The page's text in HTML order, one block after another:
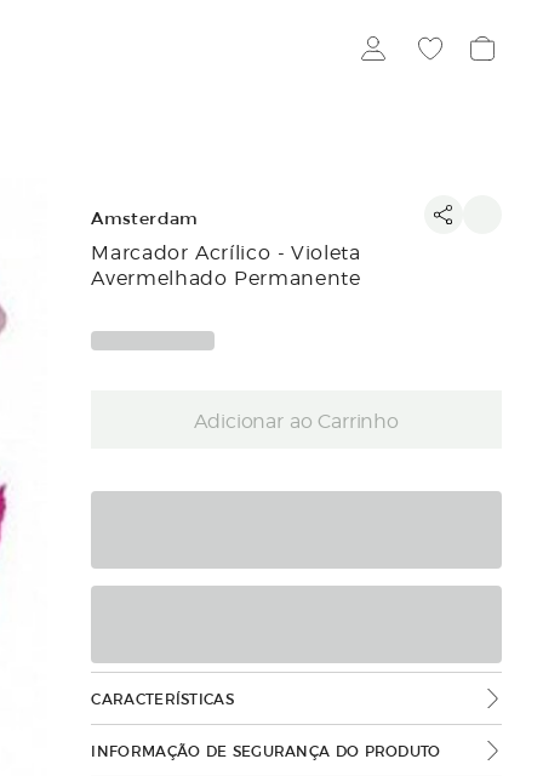
Amsterdam
Marcador Acrílico - Violeta
Avermelhado Permanente
Adicionar ao Carrinho
CARACTERÍSTICAS
INFORMAÇÃO DE SEGURANÇA DO PRODUTO